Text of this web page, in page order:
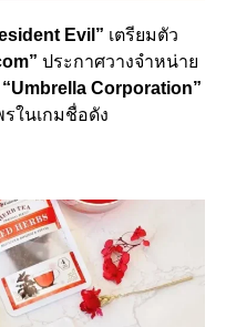
Evil” เตรียมตัว
ประกาศวางจำหน่าย
“Umbrella Corporation”
ในเกมชื่อดัง